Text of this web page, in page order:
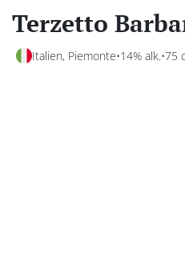
Terzetto
Italien, Piemonte 14% alk. 75